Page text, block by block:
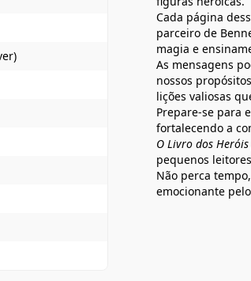
Cada página
parceiro de
magia e
As mensagens
nossos
lições valiosas
Prepare-se para
fortalecendo a
O Livro dos
pequenos
Não perca
emocionante